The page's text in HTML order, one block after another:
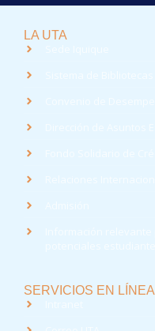
LA UTA
SERVICIOS EN LÍNEA